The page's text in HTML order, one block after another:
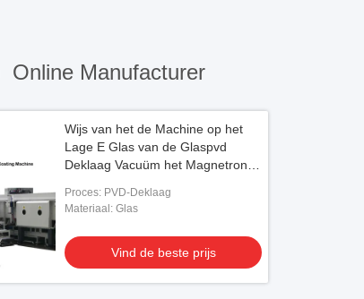
Online Manufacturer
Wijs van het de Machine op het
Lage E Glas van de Glaspvd
Deklaag Vacuüm het Magnetron
Proces: PVD-Deklaag
Materiaal: Glas
Vind de beste prijs